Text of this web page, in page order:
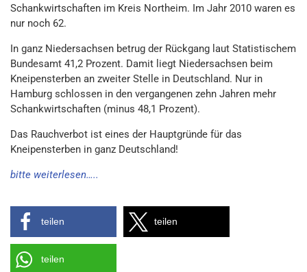
Schankwirtschaften im Kreis Northeim. Im Jahr 2010 waren es
nur noch 62.
In ganz Niedersachsen betrug der Rückgang laut Statistischem
Bundesamt 41,2 Prozent. Damit liegt Niedersachsen beim
Kneipensterben an zweiter Stelle in Deutschland. Nur in
Hamburg schlossen in den vergangenen zehn Jahren mehr
Schankwirtschaften (minus 48,1 Prozent).
Das Rauchverbot ist eines der Hauptgründe für das
Kneipensterben in ganz Deutschland!
bitte weiterlesen…..
teilen teilen
teilen